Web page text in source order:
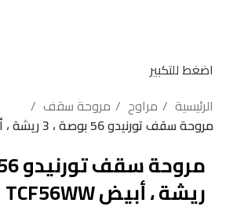
اضغط للتكبير
الرئيسية
مراوح
مروحة سقف
مروحة سقف تورنيدو 56 بوصة ، 3 ريشة ، أبيض TCF56WW
ريشة ، أبيض TCF56WW